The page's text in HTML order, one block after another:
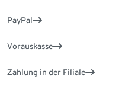
PayPal
Vorauskasse
Zahlung in der Filiale